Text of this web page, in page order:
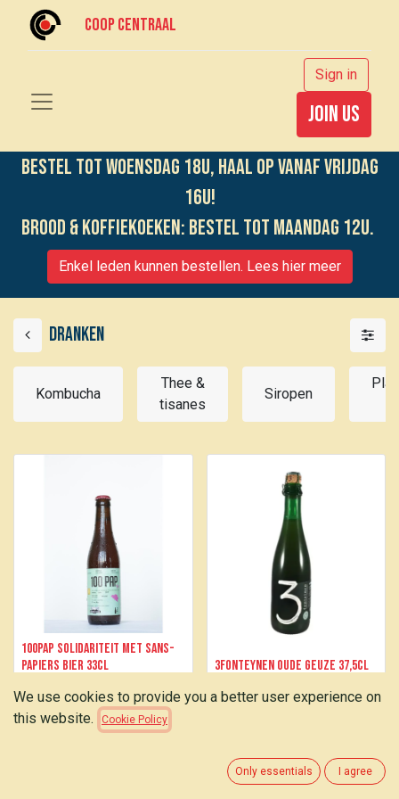
Coop centraal
Sign in
join us
Bestel tot woensdag 18u, haal op vanaf vrijdag
16u!
Brood & koffiekoeken: bestel tot maandag 12u.
Enkel leden kunnen bestellen. Lees hier meer
Dranken
Kombucha
Thee &
tisanes
Siropen
100PAP Solidariteit met sans-
papiers bier 33cl
2.30€
3Fonteynen Oude Geuze 37,5cl
5.90€
We use cookies to provide you a better user experience on
this website.
Cookie Policy
Only essentials I agree